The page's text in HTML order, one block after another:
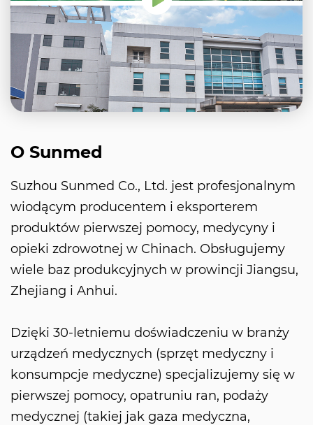
O Sunmed
Suzhou Sunmed Co., Ltd. jest profesjonalnym
wiodącym producentem i eksporterem
produktów pierwszej pomocy, medycyny i
opieki zdrowotnej w Chinach. Obsługujemy
wiele baz produkcyjnych w prowincji Jiangsu,
Zhejiang i Anhui.
Dzięki 30-letniemu doświadczeniu w branży
urządzeń medycznych (sprzęt medyczny i
konsumpcje medyczne) specjalizujemy się w
pierwszej pomocy, opatruniu ran, podaży
medycznej (takiej jak gaza medyczna,